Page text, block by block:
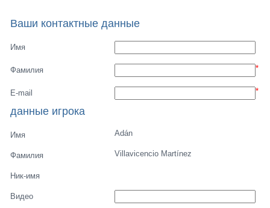
Ваши контактные данные
Имя
Фамилия *
E-mail *
данные игрока
Имя Adán
Фамилия Villavicencio Martínez
Ник-имя
Видео